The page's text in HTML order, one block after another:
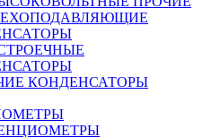
КОНДЕНСАТОРЫ